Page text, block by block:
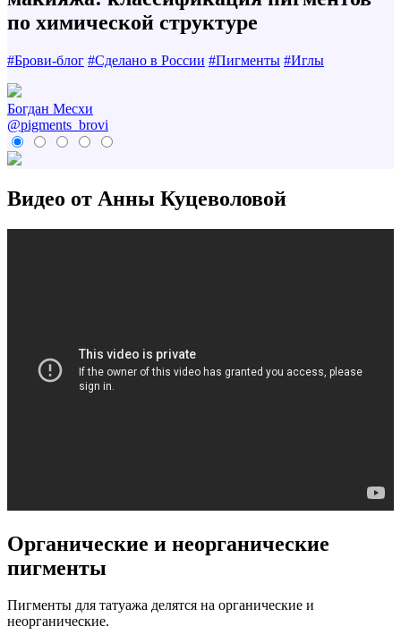
по химической структуре
#Брови-блог #Сделано в России #Пигменты #Иглы
Богдан Месхи
@pigments_brovi
Видео от Анны Куцеволовой
Органические и неорганические
пигменты
Пигменты для татуажа делятся на органические и
неорганические.